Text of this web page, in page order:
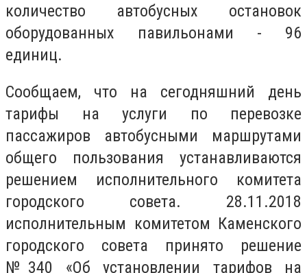
количество автобусных остановок
оборудованных павильонами - 96
единиц.
Сообщаем, что на сегодняшний день
тарифы на услуги по перевозке
пассажиров автобусными маршрутами
общего пользования устанавливаются
решением исполнительного комитета
городского совета. 28.11.2018
исполнительным комитетом Каменского
городского совета принято решение
№340 «Об установлении тарифов на